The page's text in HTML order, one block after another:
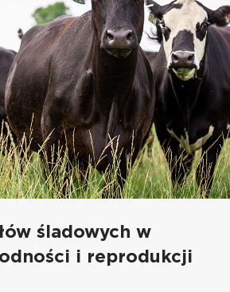
śladowych w
i reprodukcji